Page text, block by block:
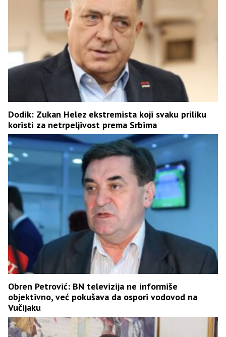
Dodik: Zukan Helez ekstremista koji svaku priliku
koristi za netrpeljivost prema Srbima
Obren Petrović: BN televizija ne informiše
objektivno, već pokušava da ospori vodovod na
Vučijaku